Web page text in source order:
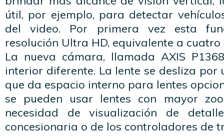
útil, por ejemplo, para detectar
del video. Por primera vez esta
resolución Ultra HD, equivalente a cuatro
La nueva cámara, llamada AXIS
interior diferente. La lente se desliza por
que da espacio interno para lentes
se pueden usar lentes con mayor
necesidad de visualización de
concesionaria o de los controladores de